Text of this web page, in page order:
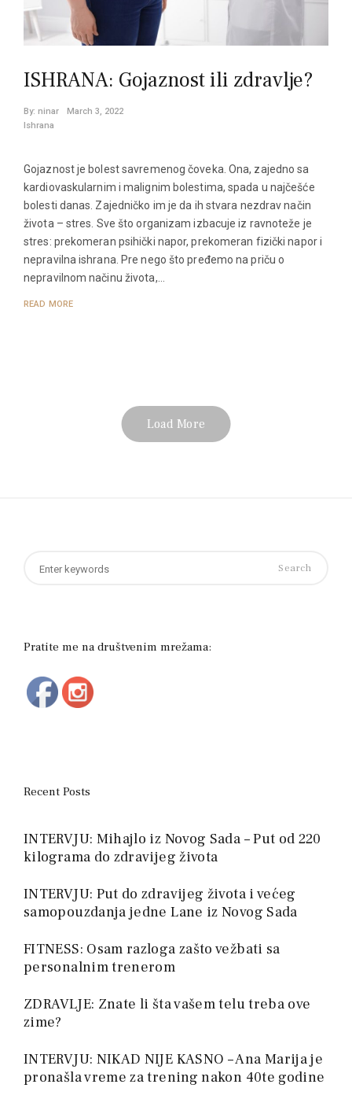
ISHRANA: Gojaznost ili zdravlje?
By: ninar
March 3, 2022
Ishrana
Gojaznost je bolest savremenog čoveka. Ona, zajedno sa
kardiovaskularnim i malignim bolestima, spada u najčešće
bolesti danas. Zajedničko im je da ih stvara nezdrav način
života – stres. Sve što organizam izbacuje iz ravnoteže je
stres: prekomeran psihički napor, prekomeran fizički napor i
nepravilna ishrana. Pre nego što pređemo na priču o
nepravilnom načinu života,…
READ MORE
Load More
for:
Pratite me na društvenim mrežama:
Recent Posts
INTERVJU: Mihajlo iz Novog Sada – Put od 220
kilograma do zdravijeg života
INTERVJU: Put do zdravijeg života i većeg
samopouzdanja jedne Lane iz Novog Sada
FITNESS: Osam razloga zašto vežbati sa
personalnim trenerom
ZDRAVLJE: Znate li šta vašem telu treba ove
zime?
INTERVJU: NIKAD NIJE KASNO – Ana Marija je
pronašla vreme za trening nakon 40te godine